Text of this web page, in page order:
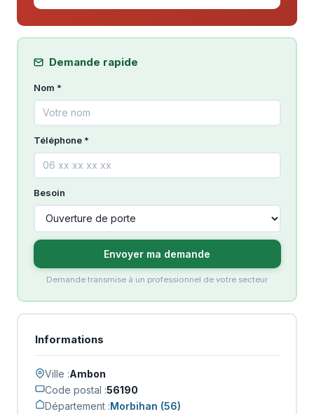
Demande rapide
Nom *
Téléphone *
Besoin
Envoyer ma demande
Demande transmise à un professionnel de votre secteur
Informations
Ville :Ambon
Code postal :56190
Département :Morbihan (56)